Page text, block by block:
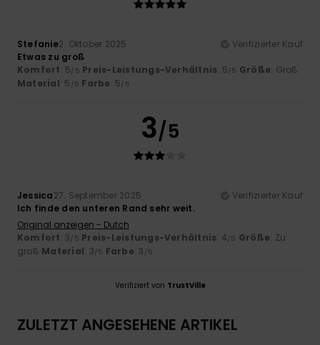
Stefanie2. Oktober 2025
Verifizierter Kauf
Etwas zu groß
Komfort: 5/5 Preis-Leistungs-Verhältnis: 5/5 Größe: Groß
Material: 5 /5 Farbe: 5/5
3/5
Jessica27. September 2025
Verifizierter Kauf
Ich finde den unteren Rand sehr weit.
Original anzeigen - Dutch
Komfort: 3/5 Preis-Leistungs-Verhältnis: 4/5 Größe: Zu
groß Material: 3/5 Farbe: 3 /5
Verifiziert von TrustVille
ZULETZT ANGESEHENE ARTIKEL